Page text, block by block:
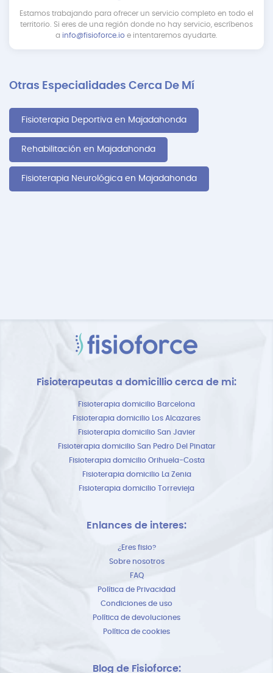
Estamos trabajando para ofrecer un servicio completo en todo el
territorio. Si eres de una región donde no hay servicio, escríbenos
a info@fisioforce.io e intentaremos ayudarte.
Otras Especialidades Cerca De Mí
Fisioterapia Deportiva en Majadahonda
Rehabilitación en Majadahonda
Fisioterapia Neurológica en Majadahonda
Fisioterapeutas a domicillio cerca de mi:
Fisioterapia domicilio Barcelona
Fisioterapia domicilio Los Alcazares
Fisioterapia domicilio San Javier
Fisioterapia domicilio San Pedro Del Pinatar
Fisioterapia domicilio Orihuela-Costa
Fisioterapia domicilio La Zenia
Fisioterapia domicilio Torrevieja
Enlances de interes:
¿Eres fisio?
Sobre nosotros
FAQ
Política de Privacidad
Condiciones de uso
Política de devoluciones
Política de cookies
Blog de Fisioforce: